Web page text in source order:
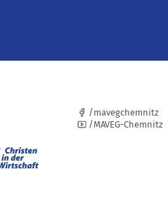
/mavegchemnitz
/MAVEG-Chemnitz